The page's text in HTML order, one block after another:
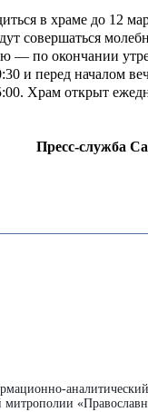
в храме до 12
совершаться
— по окончании
и перед началом
Храм открыт
Пресс-служба
митрополии